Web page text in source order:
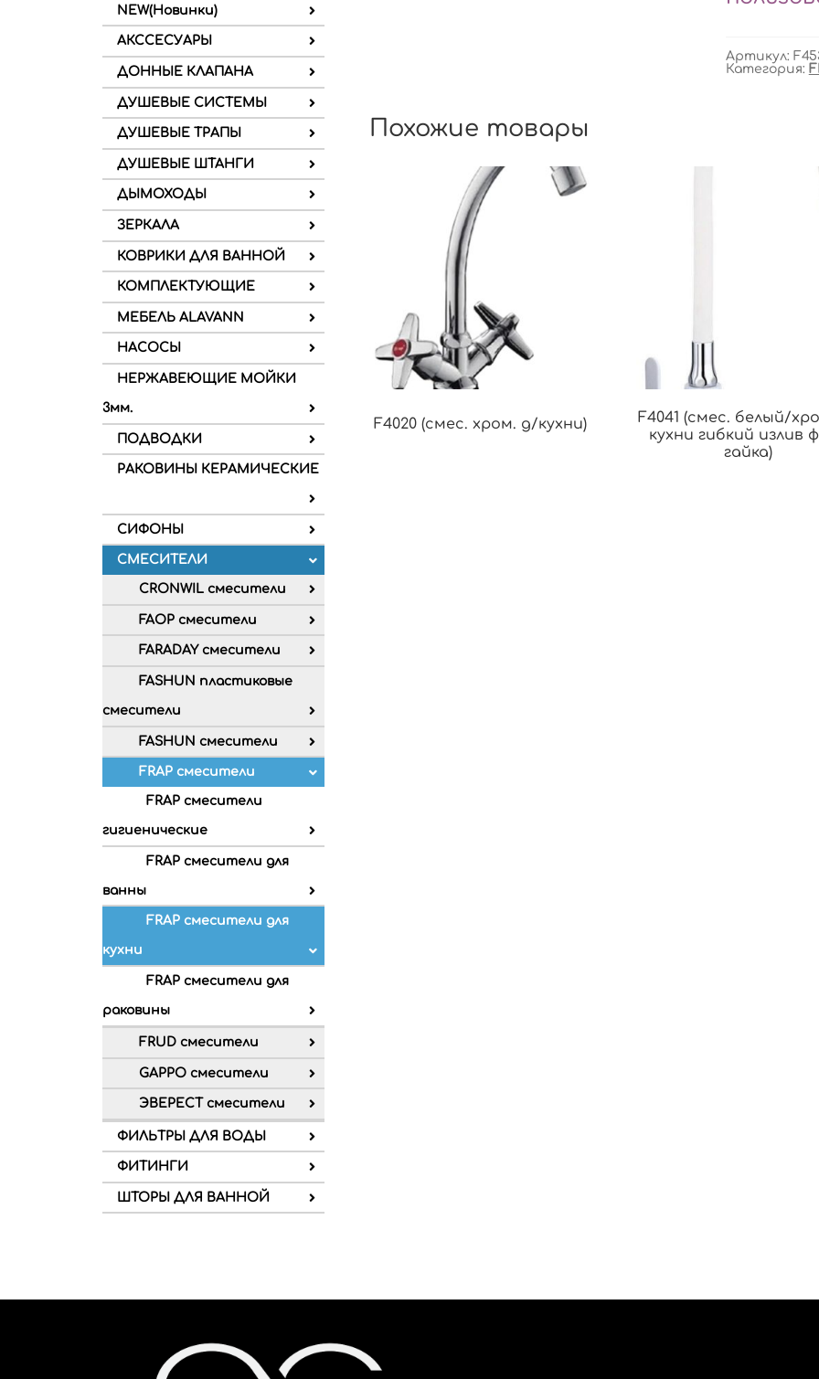
NEW(Новинки)
АКССЕСУАРЫ
ДОННЫЕ КЛАПАНА
ДУШЕВЫЕ СИСТЕМЫ
ДУШЕВЫЕ ТРАПЫ
ДУШЕВЫЕ ШТАНГИ
ДЫМОХОДЫ
ЗЕРКАЛА
КОВРИКИ ДЛЯ ВАННОЙ
КОМПЛЕКТУЮЩИЕ
МЕБЕЛЬ ALAVANN
НАСОСЫ
НЕРЖАВЕЮЩИЕ МОЙКИ
3мм.
ПОДВОДКИ
РАКОВИНЫ КЕРАМИЧЕСКИЕ
СИФОНЫ
СМЕСИТЕЛИ
CRONWIL смесители
FAOP смесители
FARADAY смесители
FASHUN пластиковые
смесители
FASHUN смесители
FRAP смесители
FRAP смесители
гигиенические
FRAP смесители для
ванны
FRAP смесители для
кухни
FRAP смесители для
раковины
FRUD смесители
GAPPO смесители
ЭВЕРЕСТ смесители
ФИЛЬТРЫ ДЛЯ ВОДЫ
ФИТИНГИ
ШТОРЫ ДЛЯ ВАННОЙ
Артикул:
Категория:
Похожие товары
F4020 (смес. хром. д/кухни)
F4041 (смес. белый/
кухни гибкий излив
гайка)